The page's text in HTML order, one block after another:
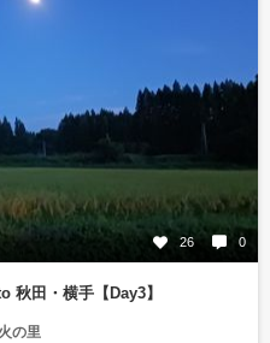
26 0
秋田・横手【Day3】
の里